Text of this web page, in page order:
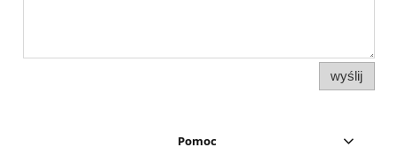
wyślij
Pomoc